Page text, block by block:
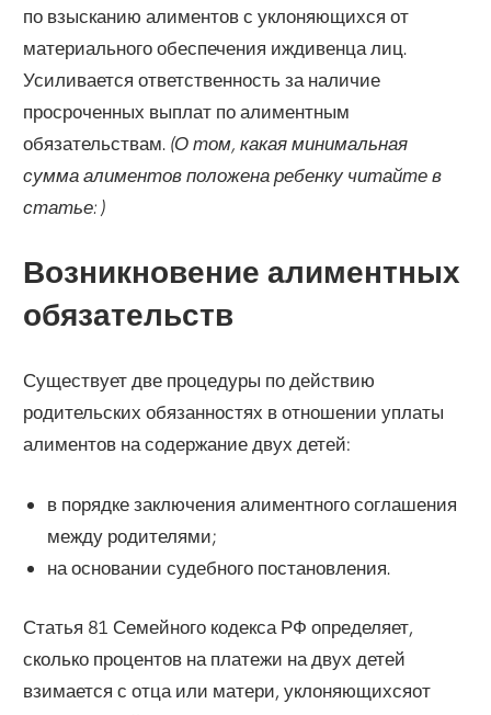
по взысканию алиментов с уклоняющихся от
материального обеспечения иждивенца лиц.
Усиливается ответственность за наличие
просроченных выплат по алиментным
обязательствам. (О том, какая минимальная
сумма алиментов положена ребенку читайте в
статье: )
Возникновение алиментных
обязательств
Существует две процедуры по действию
родительских обязанностях в отношении уплаты
алиментов на содержание двух детей:
в порядке заключения алиментного соглашения
между родителями;
на основании судебного постановления.
Статья 81 Семейного кодекса РФ определяет,
сколько процентов на платежи на двух детей
взимается с отца или матери, уклоняющихсяот